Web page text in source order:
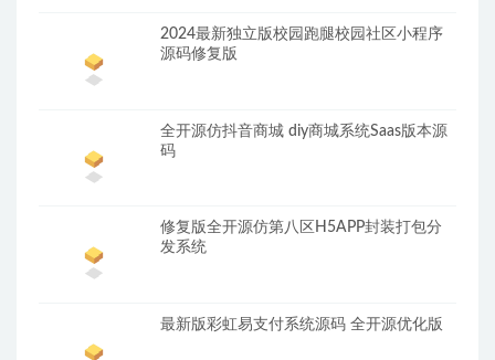
2024最新独立版校园跑腿校园社区小程序
源码修复版
全开源仿抖音商城 diy商城系统Saas版本源
码
修复版全开源仿第八区H5APP封装打包分
发系统
最新版彩虹易支付系统源码 全开源优化版